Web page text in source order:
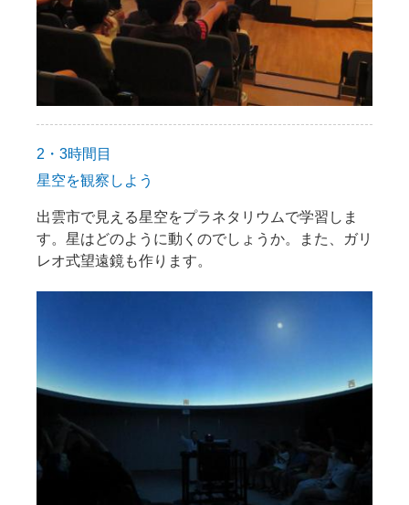
2・3時間目
星空を観察しよう
出雲市で見える星空をプラネタリウムで学習しま
す。星はどのように動くのでしょうか。また、ガリ
レオ式望遠鏡も作ります。